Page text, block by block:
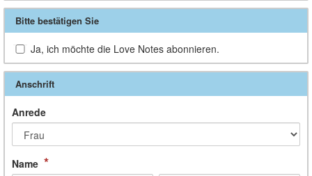
Bitte bestätigen Sie
Ja, ich möchte die Love Notes abonnieren.
Anschrift
Anrede
Name *